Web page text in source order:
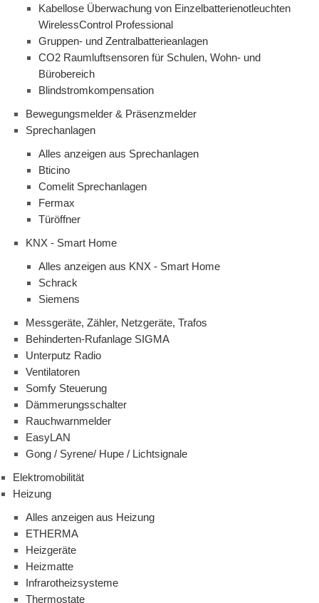
Kabellose Überwachung von Einzelbatterienotleuchten
WirelessControl Professional
Gruppen- und Zentralbatterieanlagen
CO2 Raumluftsensoren für Schulen, Wohn- und
Bürobereich
Blindstromkompensation
Bewegungsmelder & Präsenzmelder
Sprechanlagen
Alles anzeigen aus Sprechanlagen
Bticino
Comelit Sprechanlagen
Fermax
Türöffner
KNX - Smart Home
Alles anzeigen aus KNX - Smart Home
Schrack
Siemens
Messgeräte, Zähler, Netzgeräte, Trafos
Behinderten-Rufanlage SIGMA
Unterputz Radio
Ventilatoren
Somfy Steuerung
Dämmerungsschalter
Rauchwarnmelder
EasyLAN
Gong / Syrene/ Hupe / Lichtsignale
Elektromobilität
Heizung
Alles anzeigen aus Heizung
ETHERMA
Heizgeräte
Heizmatte
Infrarotheizsysteme
Thermostate